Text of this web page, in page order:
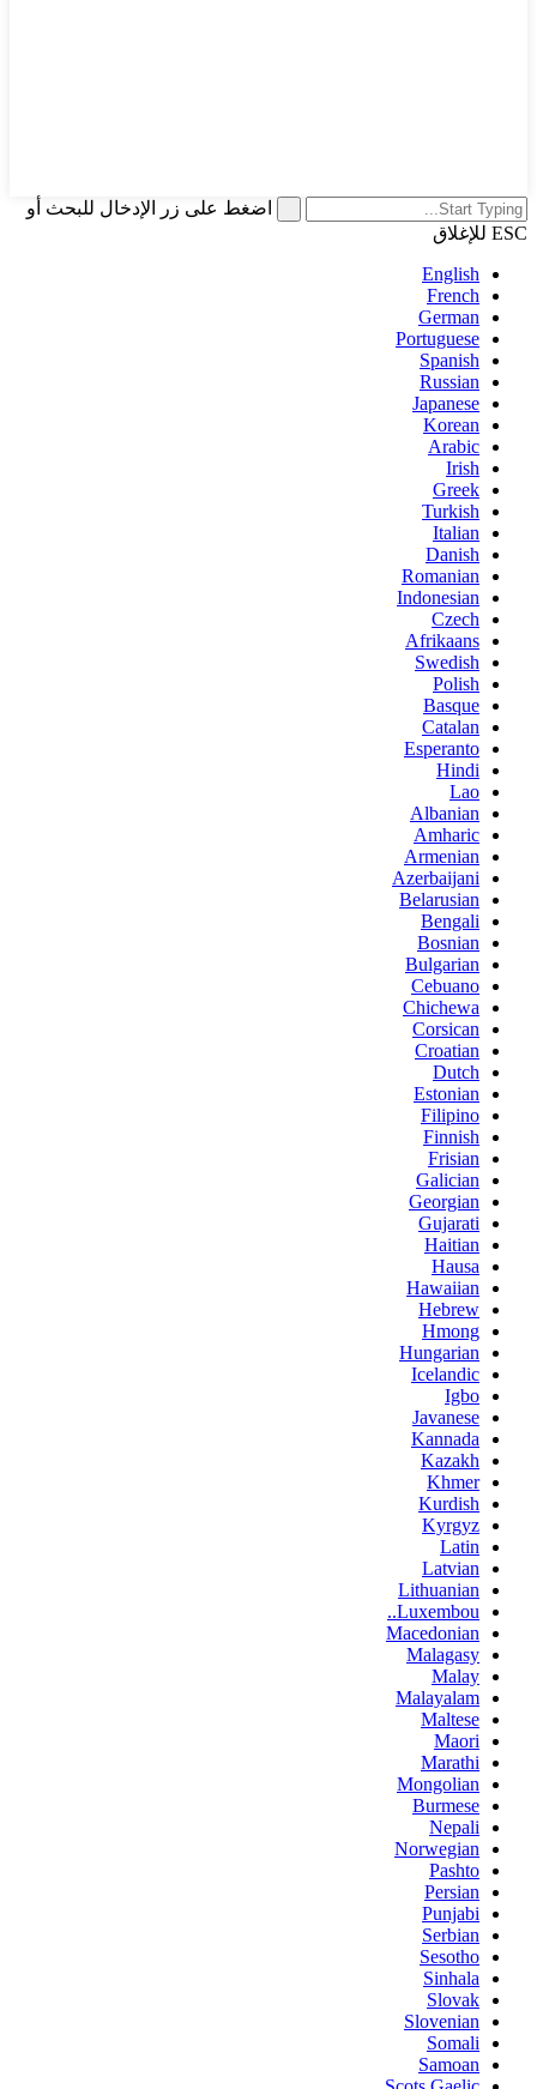
اضغط على زر الإدخال للبحث أو
ESC للإغلاق
English
French
German
Portuguese
Spanish
Russian
Japanese
Korean
Arabic
Irish
Greek
Turkish
Italian
Danish
Romanian
Indonesian
Czech
Afrikaans
Swedish
Polish
Basque
Catalan
Esperanto
Hindi
Lao
Albanian
Amharic
Armenian
Azerbaijani
Belarusian
Bengali
Bosnian
Bulgarian
Cebuano
Chichewa
Corsican
Croatian
Dutch
Estonian
Filipino
Finnish
Frisian
Galician
Georgian
Gujarati
Haitian
Hausa
Hawaiian
Hebrew
Hmong
Hungarian
Icelandic
Igbo
Javanese
Kannada
Kazakh
Khmer
Kurdish
Kyrgyz
Latin
Latvian
Lithuanian
Luxembou..
Macedonian
Malagasy
Malay
Malayalam
Maltese
Maori
Marathi
Mongolian
Burmese
Nepali
Norwegian
Pashto
Persian
Punjabi
Serbian
Sesotho
Sinhala
Slovak
Slovenian
Somali
Samoan